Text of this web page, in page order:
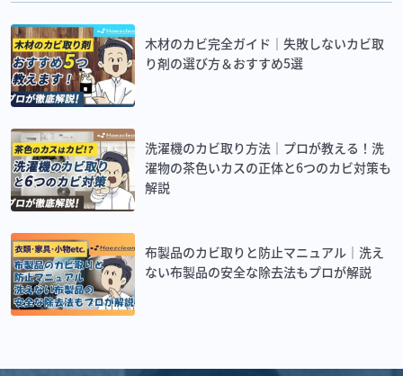
木材のカビ完全ガイド｜失敗しないカビ取
り剤の選び方＆おすすめ5選
洗濯機のカビ取り方法｜プロが教える！洗
濯物の茶色いカスの正体と6つのカビ対策も
解説
布製品のカビ取りと防止マニュアル｜洗え
ない布製品の安全な除去法もプロが解説